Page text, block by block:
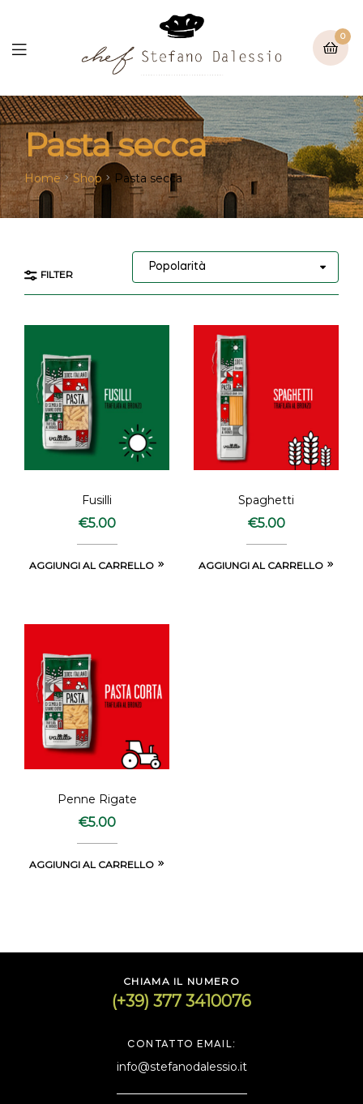
0
Pasta secca
Home Shop Pasta secca
FILTER
Fusilli
€5.00
AGGIUNGI AL CARRELLO
Spaghetti
€5.00
AGGIUNGI AL CARRELLO
Penne Rigate
€5.00
AGGIUNGI AL CARRELLO
CHIAMA IL NUMERO
(+39) 377 3410076
CONTATTO EMAIL:
info@stefanodalessio.it